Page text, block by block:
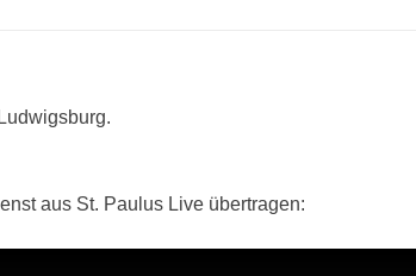
aus St. Paulus Live übertragen: